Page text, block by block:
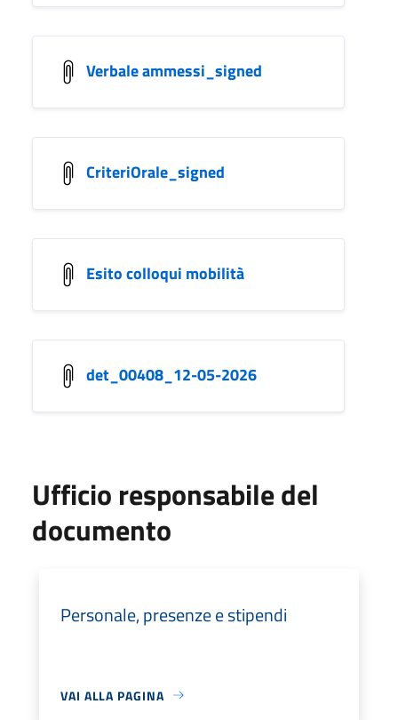
Verbale ammessi_signed
CriteriOrale_signed
Esito colloqui mobilità
det_00408_12-05-2026
Ufficio responsabile del
documento
Personale, presenze e stipendi
VAI ALLA PAGINA